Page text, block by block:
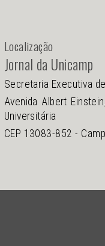
Localização
Jornal da Unicamp
Secretaria Executiva
Avenida Albert
Universitária
CEP 13083-852 -